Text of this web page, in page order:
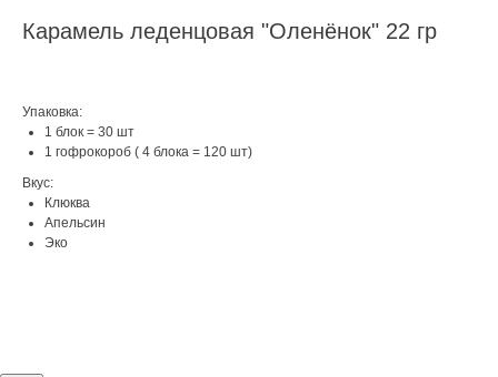
Карамель леденцовая "Оленёнок" 22 гр
Упаковка:
1 блок = 30 шт
1 гофрокороб ( 4 блока = 120 шт)
Вкус:
Клюква
Апельсин
Эко